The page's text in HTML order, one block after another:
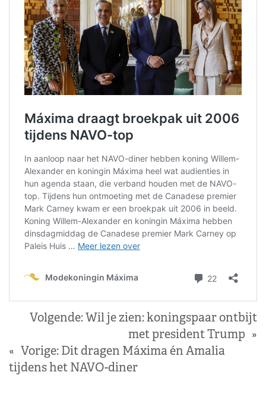
Volgende:Wil je zien: koningspaar ontbijt
met president Trump »
« Vorige: Dit dragen Máxima én Amalia
tijdens het NAVO-diner